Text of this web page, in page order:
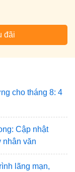
đãi
cho tháng 8: 4
Cập nhật
nhân văn
lãng mạn,